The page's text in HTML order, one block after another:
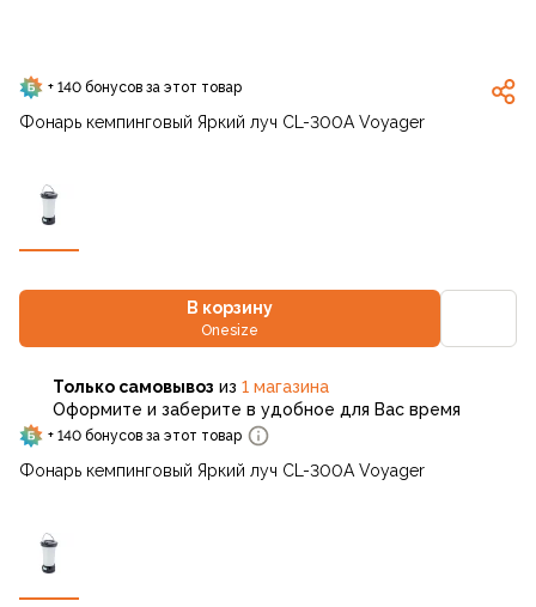
+ 140 бонусов за этот товар
Фонарь кемпинговый Яркий луч CL-300A Voyager
В корзину
Onesize
Только самовывоз из 1 магазина
Оформите и заберите в удобное для Вас время
+ 140 бонусов за этот товар
Фонарь кемпинговый Яркий луч CL-300A Voyager